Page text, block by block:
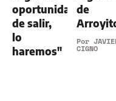
oportunidad
de salir,
lo
haremos"
de
Por
CIGNO